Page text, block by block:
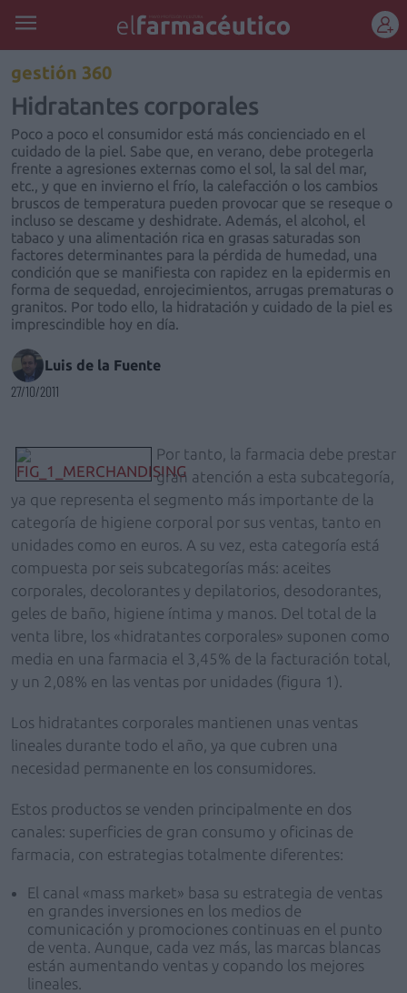
gestión 360
Hidratantes corporales
Poco a poco el consumidor está más concienciado en el
cuidado de la piel. Sabe que, en verano, debe protegerla
frente a agresiones externas como el sol, la sal del mar,
etc., y que en invierno el frío, la calefacción o los cambios
bruscos de temperatura pueden provocar que se reseque o
incluso se descame y deshidrate. Además, el alcohol, el
tabaco y una alimentación rica en grasas saturadas son
factores determinantes para la pérdida de humedad, una
condición que se manifiesta con rapidez en la epidermis en
forma de sequedad, enrojecimientos, arrugas prematuras o
granitos. Por todo ello, la hidratación y cuidado de la piel es
imprescindible hoy en día.
Luis de la Fuente
27/10/2011
Por tanto, la farmacia debe prestar
gran atención a esta subcategoría,
ya que representa el segmento más importante de la
categoría de higiene corporal por sus ventas, tanto en
unidades como en euros. A su vez, esta categoría está
compuesta por seis subcategorías más: aceites
corporales, decolorantes y depilatorios, desodorantes,
geles de baño, higiene íntima y manos. Del total de la
venta libre, los «hidratantes corporales» suponen como
media en una farmacia el 3,45% de la facturación total,
y un 2,08% en las ventas por unidades (figura 1).
Los hidratantes corporales mantienen unas ventas
lineales durante todo el año, ya que cubren una
necesidad permanente en los consumidores.
Estos productos se venden principalmente en dos
canales: superficies de gran consumo y oficinas de
farmacia, con estrategias totalmente diferentes:
El canal «mass market» basa su estrategia de ventas
en grandes inversiones en los medios de
comunicación y promociones continuas en el punto
de venta. Aunque, cada vez más, las marcas blancas
están aumentando ventas y copando los mejores
lineales.